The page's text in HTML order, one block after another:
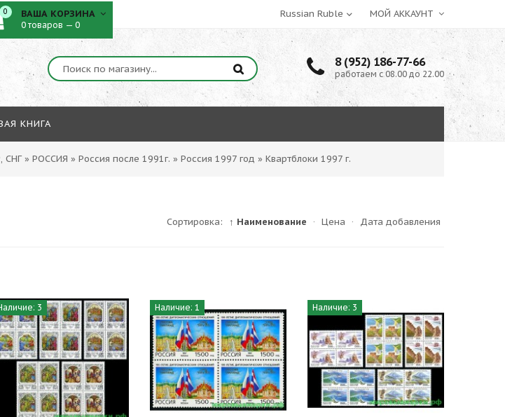
МОЙ АККАУНТ
8 (952) 186-77-66
работаем с 08.00 до 22.00
0 ВАША КОРЗИНА
0 товаров — 0
КНИГА
СНГ » РОССИЯ » Россия после 1991г. » Россия 1997 год » Квартблоки 1997 г.
Сортировка: ↑ Наименование · Цена · Дата добавления
3 Наличие: 1 Наличие: 3